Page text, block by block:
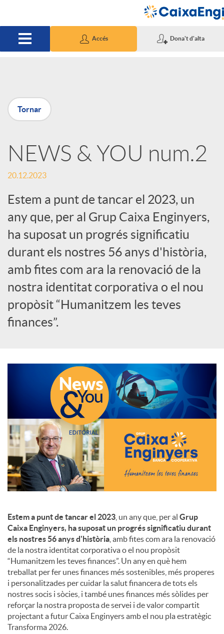
Accés Dona't d'alta
P
u
b
l
i
c
a
d
d
e
c
o
n
t
i
Tornar
NEWS & YOU num.2
20.12.2023
Estem a punt de tancar el 2023, un
any que, per al Grup Caixa Enginyers,
ha suposat un progrés significatiu
durant els nostres 56 anys d'història,
amb fites com ara la renovació de la
nostra identitat corporativa o el nou
propòsit “Humanitzem les teves
finances”.
Estem a punt de tancar el 2023 , un any que, per al Grup
Caixa Enginyers, ha suposat un progrés significatiu durant
els nostres 56 anys d'història , amb fites com ara la renovació
de la nostra identitat corporativa o el nou propòsit
“Humanitzem les teves finances”. Un any en què hem
treballat per fer unes finances més sostenibles, més properes
i personalitzades per cuidar la salut financera de tots els
nostres socis i sòcies, i també unes finances més sòlides per
reforçar la nostra proposta de servei i de valor compartit
projectant a futur Caixa Enginyers amb el nou pla estratègic
Transforma 2026.